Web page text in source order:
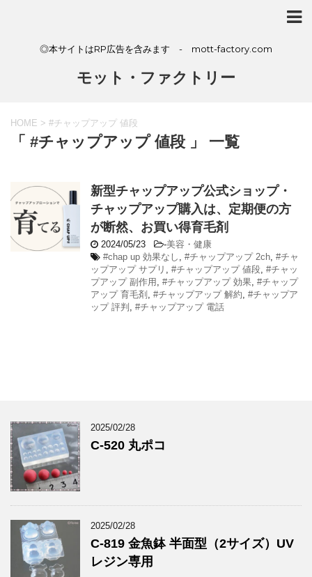
◎本サイトはRP広告を含みます - mott-factory.com
モット・ファクトリー
HOME > #チャップアップ 値段
「 #チャップアップ 値段 」 一覧
新型チャップアップ公式ショップ・
チャップアップ購入は、定期便の方
が断然、お買い得育毛剤
2024/05/23 -美容・健康
#chap up 効果なし , #チャップアップ 2ch, #チャ
ップアップ サプリ , #チャップアップ 値段, #チャッ
プアップ 副作用 , #チャップアップ 効果, #チャップ
アップ 育毛剤 , #チャップアップ 解約, #チャップア
ップ 評判 , #チャップアップ 電話
2025/02/28
C-520 丸ポコ
2025/02/28
C-819 金魚鉢 半面型（2サイズ）UV
レジン専用